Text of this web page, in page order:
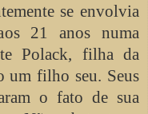
se envolvia
21 anos numa
Polack, filha da
um filho seu. Seus
o fato de sua